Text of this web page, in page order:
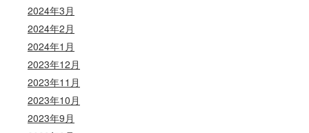
2024年3月
2024年2月
2024年1月
2023年12月
2023年11月
2023年10月
2023年9月